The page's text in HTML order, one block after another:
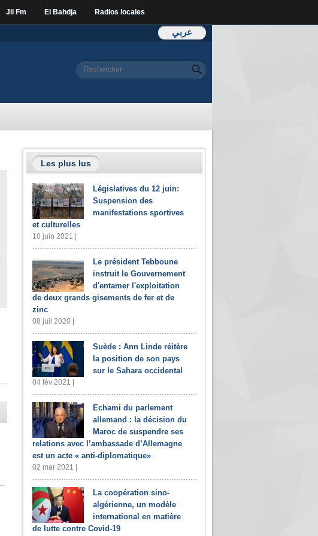
Jil Fm El Bahdja Radios locales
عربي
Formulaire de
Rechercher
Les plus lus
Législatives du 12 juin:
Suspension des
manifestations sportives
et culturelles
10 juin 2021 |
Le président Tebboune
instruit le Gouvernement
d'entamer l'exploitation
de deux grands gisements de fer et de
zinc
08 juil 2020 |
Suède : Ann Linde réitère
la position de son pays
sur le Sahara occidental
04 fév 2021 |
Echami du parlement
allemand : la décision du
Maroc de suspendre ses
relations avec l’ambassade d’Allemagne
est un acte « anti-diplomatique»
02 mar 2021 |
La coopération sino-
algérienne, un modèle
international en matière
de lutte contre Covid-19